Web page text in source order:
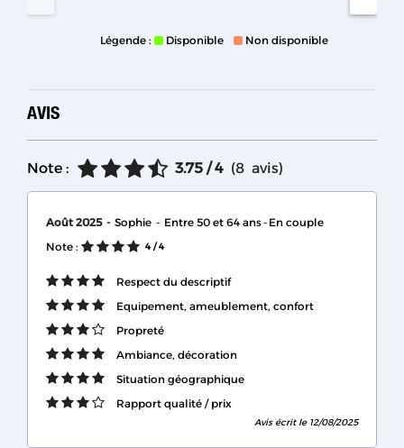
Légende : Disponible Non disponible
AVIS
Note : 3.75 / 4 (8 avis)
Août 2025 Sophie Entre 50 et 64 ans En couple
Note :
4 / 4
Respect du descriptif
Equipement, ameublement, confort
Propreté
Ambiance, décoration
Situation géographique
Rapport qualité / prix
Avis écrit le 12/08/2025